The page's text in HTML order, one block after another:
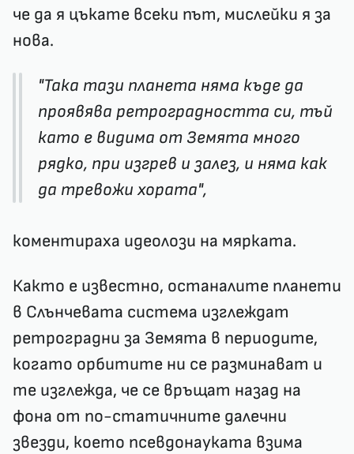
че да я цъкате всеки път, мислейки я за
нова.
"Така тази планета няма къде да
проявява ретроградността си, тъй
като е видима от Земята много
рядко, при изгрев и залез, и няма как
да тревожи хората",
коментираха идеолози на мярката.
Както е известно, останалите планети
в Слънчевата система изглеждат
ретроградни за Земята в периодите,
когато орбитите ни се разминават и
те изглежда, че се връщат назад на
фона от по-статичните далечни
звезди, което псевдонауката взима